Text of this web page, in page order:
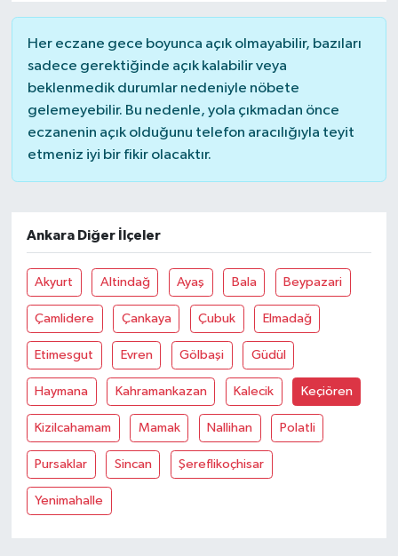
Her eczane gece boyunca açık olmayabilir, bazıları
sadece gerektiğinde açık kalabilir veya
beklenmedik durumlar nedeniyle nöbete
gelemeyebilir. Bu nedenle, yola çıkmadan önce
eczanenin açık olduğunu telefon aracılığıyla teyit
etmeniz iyi bir fikir olacaktır.
Ankara Diğer İlçeler
Akyurt Altindağ Ayaş Bala Beypazari
Çamlidere Çankaya Çubuk Elmadağ
Etimesgut Evren Gölbaşi Güdül
Haymana Kahramankazan Kalecik Keçiören
Kizilcahamam Mamak Nallihan Polatli
Pursaklar Sincan Şereflikoçhisar
Yenimahalle